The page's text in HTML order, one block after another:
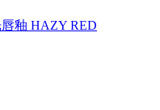
釉 HAZY RED